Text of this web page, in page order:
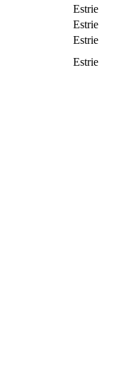
Estrie
Estrie
Estrie
Estrie